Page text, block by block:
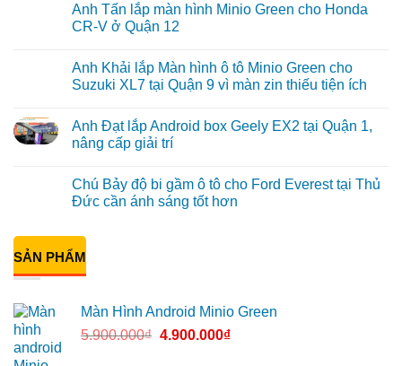
bình
luận
ở
nâng
cấp
Màn
Green
cho
Honda
Thủ
Đức
vì
hạn
Anh Tấn lắp màn hình Minio Green cho Honda
CR-V ở Quận 12
bình
luận
ở
lắp
màn
hình
cho
Honda
CR-
Quận
12
Anh Khải lắp Màn hình ô tô Minio Green cho
Suzuki XL7 tại Quận 9 vì màn zin thiếu tiện ích
bình
luận
ở
lắp
Màn
hình
Minio
Green
cho
Suzuki
Quận
Anh Đạt lắp Android box Geely EX2 tại Quận 1,
nâng cấp giải trí
bình
luận
ở
Android
box
Geely
Quận
nâng
Chú Bảy độ bi gầm ô tô cho Ford Everest tại Thủ
Đức cần ánh sáng tốt hơn
bình
luận
ở
Chú
SẢN PHẨM
Màn Hình Android Minio Green
5.900.000₫ 4.900.000₫